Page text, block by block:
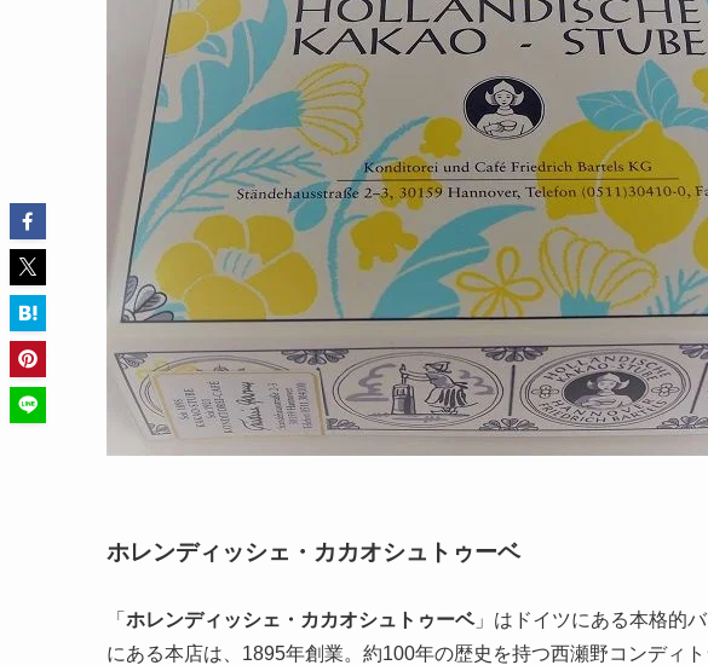
ホレンディッシェ・カカオシュトゥーベ
「 ホレンディッシェ・カカオシュトゥーベ」はドイツにある本格的
にある本店は、1895年創業。約100年の歴史を持つ西瀬野コンディ